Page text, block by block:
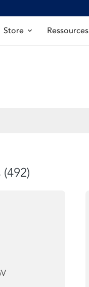
Store Ressources